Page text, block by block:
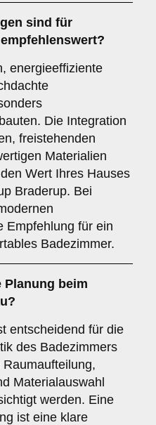
sind für
energieeffiziente
Die Integration
freistehenden
Materialien
Wert Ihres Hauses
Braderup. Bei
Empfehlung für ein
Badezimmer.
Planung beim
entscheidend für die
des Badezimmers
Materialauswahl
werden. Eine
ist eine klare